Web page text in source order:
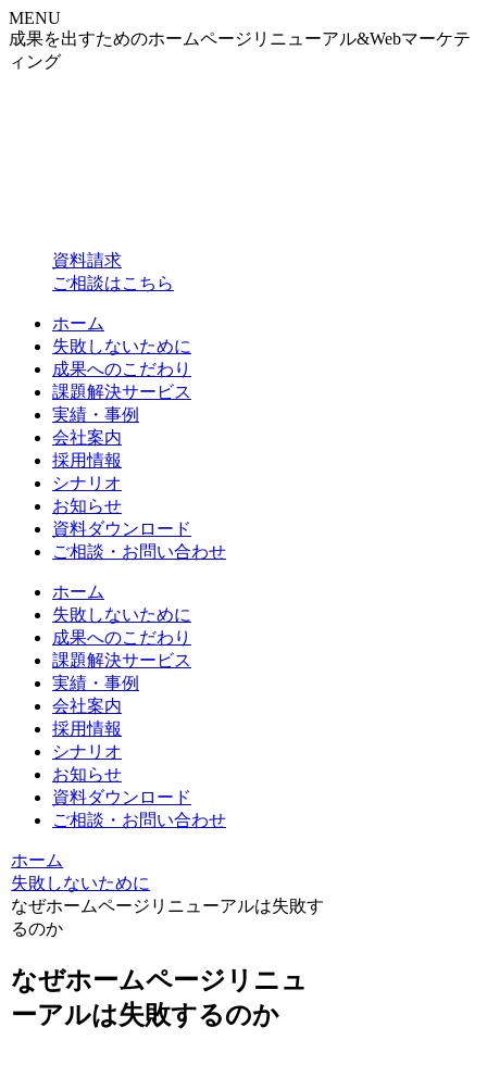
MENU
成果を出すためのホームページリニューアル&Webマーケテ
ィング
資料請求
ご相談はこちら
ホーム
失敗しないために
成果へのこだわり
課題解決サービス
実績・事例
会社案内
採用情報
シナリオ
お知らせ
資料ダウンロード
ご相談・お問い合わせ
ホーム
失敗しないために
成果へのこだわり
課題解決サービス
実績・事例
会社案内
採用情報
シナリオ
お知らせ
資料ダウンロード
ご相談・お問い合わせ
ホーム
失敗しないために
なぜホームページリニューアルは失敗す
るのか
なぜホームページリニュ
ーアルは失敗するのか